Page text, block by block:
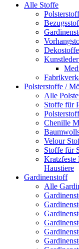
Alle Stoffe
Polsterstoffe /
Alle
Stoffe für
Chenille
Velour
Stoffe für
Kratzfeste
Haustiere
Gardinenstoff
Alle